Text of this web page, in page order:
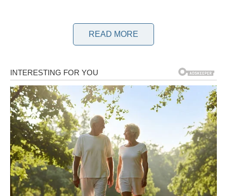
Za čokoladni preljev uzmite deset žlica vode, 150 grama
čokolade za kuhanje, šest žlica šećera u prahu, 50 grama
maslaca i jedan decilitar mlijeka.
KAKO PRIPREMITI OMILJENI KOLAČ SA JABUKAMA?
READ MORE